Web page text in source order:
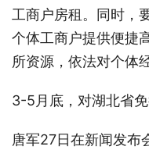
工商户房租。同时，
个体工商户提供便捷
所资源，依法对个体
3-5月底，对湖北省
唐军27日在新闻发布